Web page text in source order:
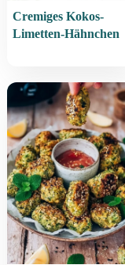
Cremiges Kokos-
Limetten-Hähnchen